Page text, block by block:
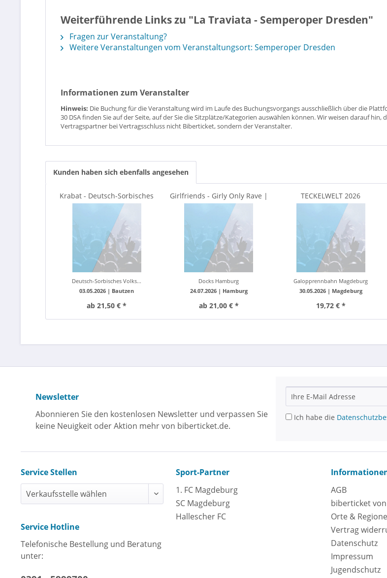
Weiterführende Links zu "La Traviata - Semperoper Dresden"
Fragen zur Veranstaltung?
Weitere Veranstaltungen vom Veranstaltungsort: Semperoper Dresden
Informationen zum Veranstalter
Hinweis: Die Buchung für die Veranstaltung wird im Laufe des Buchungsvorgangs ausschließlich über die
30 DSA finden Sie auf der Seite, auf der Sie die Sitzplätze/Kategorien auswählen können. Wir weisen darauf
Vertragspartner bei Vertragsschluss nicht Biberticket, sondern der Veranstalter.
Kunden haben sich ebenfalls angesehen
Krabat - Deutsch-Sorbisches
Volkstheater Bautzen
Deutsch-Sorbisches Volks...
03.05.2026 | Bautzen
ab 21,50 € *
Girlfriends - Girly Only Rave |
Die große Party...
Docks Hamburg
24.07.2026 | Hamburg
ab 21,00 € *
TECKELWELT 2026
Galopprennbahn Magdeburg
30.05.2026 | Magdeburg
19,72 € *
Newsletter
Abonnieren Sie den kostenlosen Newsletter und verpassen Sie
keine Neuigkeit oder Aktion mehr von biberticket.de.
Ich habe die
Service Stellen
Service Hotline
Telefonische Bestellung und Beratung
unter:
Sport-Partner
1. FC Magdeburg
SC Magdeburg
Hallescher FC
AGB
biberticket von
Orte &
Vertrag
Datenschutz
Impressum
Jugendschutz